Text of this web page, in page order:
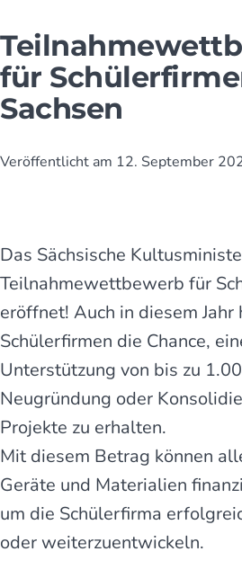
für
Sachsen
Veröffentlicht am 12. September
Das Sächsische
Teilnahmewettbewerb für
eröffnet! Auch in diesem Jahr
Schülerfirmen die Chance,
Unterstützung von bis zu
Neugründung oder
Projekte zu erhalten.
Mit diesem Betrag können
Geräte und Materialien
um die Schülerfirma
oder weiterzuentwickeln.